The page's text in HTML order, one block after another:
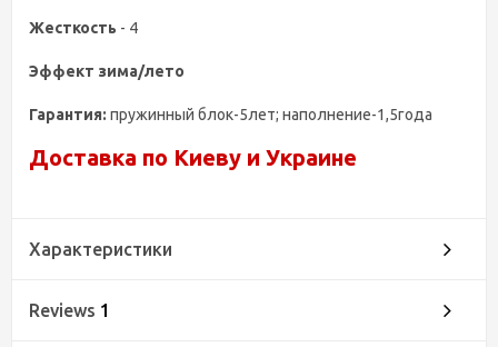
Жесткость - 4
Эффект зима/лето
Гарантия: пружинный блок-5лет; наполнение-1,5года
Доставка по Киеву и Украине
Характеристики
Reviews 1